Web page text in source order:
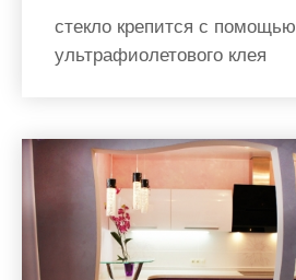
стекло крепится с помощью
ультрафиолетового клея